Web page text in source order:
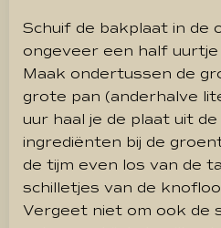
Schuif de bakplaat in de
ongeveer een half uurtje
Maak ondertussen de
grote pan (anderhalve
uur haal je de plaat uit
ingrediënten bij de
de tijm even los van de
schilletjes van de
Vergeet niet om ook de